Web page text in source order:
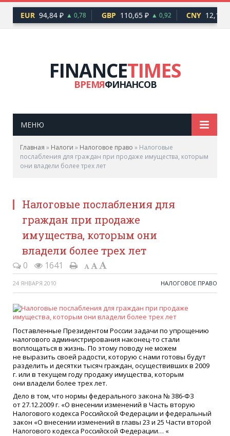
EUR 94,84 ₽ ▲ 0,78 GBP 110,65 ₽ ▲ 0,92 CNY 12,17 ₽
FINANCETIMES
ВРЕМЯФИНАНСОВ
МЕНЮ
Главная » Налоги » Налоговое право » Налоговые
послабления для граждан при продаже имущества, которым
они владели более трех лет
Налоговые послабления для
граждан при продаже
имущества, которым они
владели более трех лет
0 1641
24 ЯНВАРЯ 2010 НАЛОГОВОЕ ПРАВО
Поставленные Президентом России задачи по упрощению
налогового администрирования наконец-то стали
воплощаться в жизнь. По этому поводу не можем
не выразить своей радости, которую с нами готовы будут
разделить и десятки тысяч граждан, осуществивших в 2009
г. или в текущем году продажу имущества, которым
они владели более трех лет.
Дело в том, что нормы федерального закона № 386-ФЗ
от 27.12.2009 г. «О внесении изменений в Часть вторую
Налогового кодекса Российской Федерации и федеральный
закон «О внесении изменений в главы 23 и 25 Части второй
Налогового кодекса Российской Федерации… «